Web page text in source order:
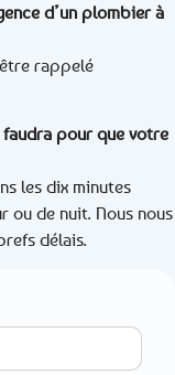
d’un plombier à
rappelé
faudra pour que votre
les dix minutes
ou de nuit. Nous nous
délais.